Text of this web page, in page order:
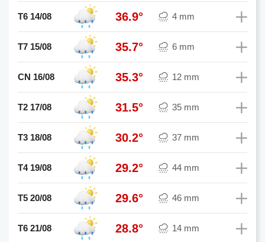
T6 14/08 36.9° 4 mm
T7 15/08 35.7° 6 mm
CN 16/08 35.3° 12 mm
T2 17/08 31.5° 35 mm
T3 18/08 30.2° 37 mm
T4 19/08 29.2° 44 mm
T5 20/08 29.6° 46 mm
T6 21/08 28.8° 14 mm